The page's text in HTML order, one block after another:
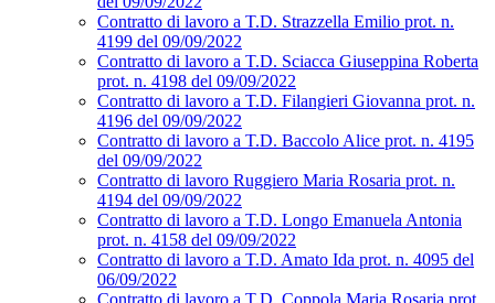
Contratto di lavoro a T.D. Strazzella Emilio prot. n.
4199 del 09/09/2022
Contratto di lavoro a T.D. Sciacca Giuseppina Roberta
prot. n. 4198 del 09/09/2022
Contratto di lavoro a T.D. Filangieri Giovanna prot. n.
4196 del 09/09/2022
Contratto di lavoro a T.D. Baccolo Alice prot. n. 4195
del 09/09/2022
Contratto di lavoro Ruggiero Maria Rosaria prot. n.
4194 del 09/09/2022
Contratto di lavoro a T.D. Longo Emanuela Antonia
prot. n. 4158 del 09/09/2022
Contratto di lavoro a T.D. Amato Ida prot. n. 4095 del
06/09/2022